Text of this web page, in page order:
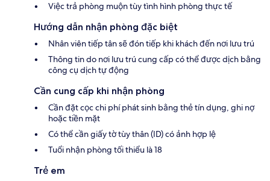
Việc trả phòng muộn tùy tình hình phòng thực tế
Hướng dẫn nhận phòng đặc biệt
Nhân viên tiếp tân sẽ đón tiếp khi khách đến nơi lưu trú
Thông tin do nơi lưu trú cung cấp có thể được dịch bằng
công cụ dịch tự động
Cần cung cấp khi nhận phòng
Cần đặt cọc chi phí phát sinh bằng thẻ tín dụng, ghi nợ
hoặc tiền mặt
Có thể cần giấy tờ tùy thân (ID) có ảnh hợp lệ
Tuổi nhận phòng tối thiểu là 18
Trẻ em